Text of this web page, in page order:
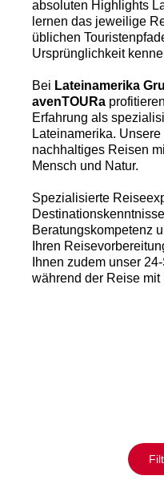
absoluten Highlights
lernen das jeweilige
üblichen
Ursprünglichkeit
Bei Lateinamerika
avenTOURa
Erfahrung als
Lateinamerika.
nachhaltiges Reisen
Mensch und Natur.
Spezialisierte
Beratungskompetenz
Ihren
Ihnen zudem unser
während der Reise mit